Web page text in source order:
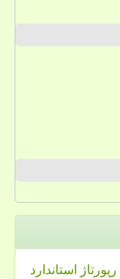
رپورتاژ
استاندارد